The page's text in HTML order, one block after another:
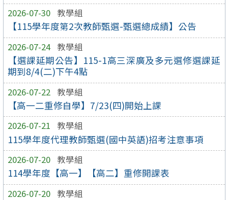
2026-07-30 教學組
【115學年度第2次教師甄選-甄選總成績】公告
2026-07-24 教學組
【選課延期公告】115-1高三深廣及多元選修選課延
期到8/4(二)下午4點
2026-07-22 教學組
【高一二重修自學】7/23(四)開始上課
2026-07-21 教學組
115學年度代理教師甄選(國中英語)招考注意事項
2026-07-20 教學組
114學年度【高一】【高二】重修開課表
2026-07-20 教學組